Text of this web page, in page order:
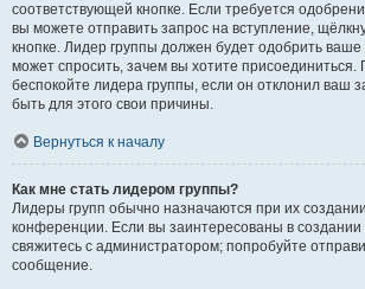
соответствующей кнопке. Если требуется
вы можете отправить запрос на вступление,
кнопке. Лидер группы должен будет одобрить ваше
может спросить, зачем вы хотите присоединиться.
беспокойте лидера группы, если он отклонил ваш
быть для этого свои причины.
Вернуться к началу
Как мне стать лидером группы?
Лидеры групп обычно назначаются при их
конференции. Если вы заинтересованы в создании
свяжитесь с администратором; попробуйте
сообщение.